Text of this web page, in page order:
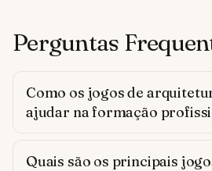
Perguntas
Como os jogos de
ajudar na formação
Quais são os principais